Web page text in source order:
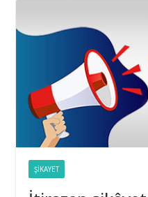
Taşıt Kiralama
Hatalı Belirlenmesi
16 Eylül 2025
Yıl Boyunca Yapılan
Aşılması
ŞIKAYET